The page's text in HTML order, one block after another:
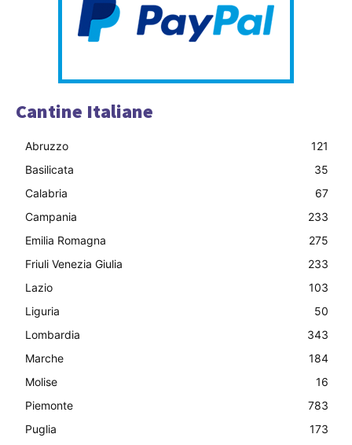
Cantine Italiane
Abruzzo
121
Basilicata
35
Calabria
67
Campania
233
Emilia Romagna
275
Friuli Venezia Giulia
233
Lazio
103
Liguria
50
Lombardia
343
Marche
184
Molise
16
Piemonte
783
Puglia
173